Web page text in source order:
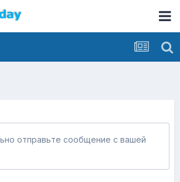
отправьте сообщение с вашей